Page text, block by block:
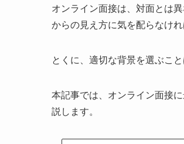
オンライン面接は、対面とは
からの見え方に気を配らなけれ
とくに、適切な背景を選ぶこ
本記事では、オンライン面接
説します。